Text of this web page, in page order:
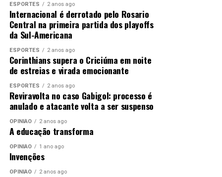
ESPORTES 2 anos ago
Internacional é derrotado pelo Rosario
Central na primeira partida dos playoffs
da Sul-Americana
ESPORTES 2 anos ago
Corinthians supera o Criciúma em noite
de estreias e virada emocionante
ESPORTES 2 anos ago
Reviravolta no caso Gabigol: processo é
anulado e atacante volta a ser suspenso
OPINIÃO 2 anos ago
A educação transforma
OPINIÃO 1 ano ago
Invenções
OPINIÃO 2 anos ago